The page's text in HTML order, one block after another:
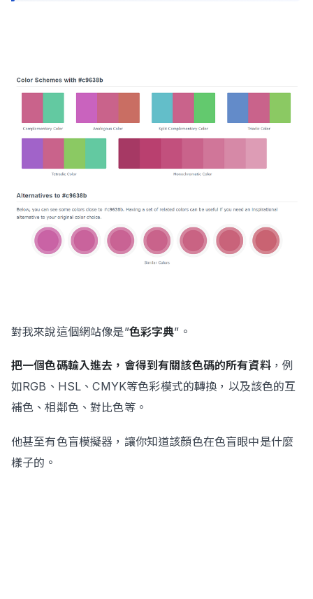
對我來說這個網站像是”色彩字典”。
把一個色碼輸入進去，會得到有關該色碼的所有資料，例
如RGB、HSL、CMYK等色彩模式的轉換，以及該色的互
補色、相鄰色、對比色等。
他甚至有色盲模擬器，讓你知道該顏色在色盲眼中是什麼
樣子的。